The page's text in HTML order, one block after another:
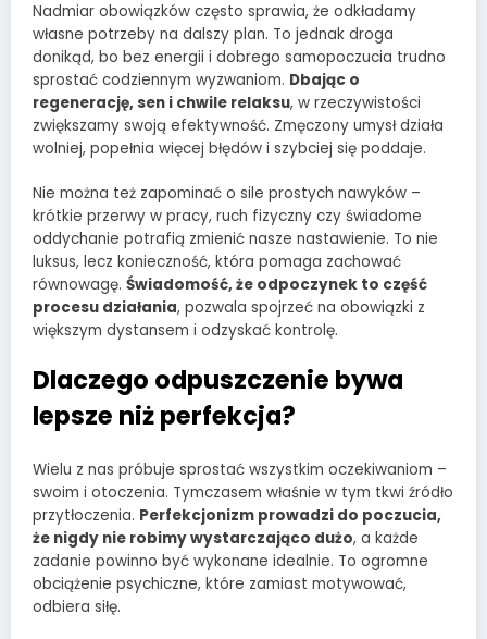
Nadmiar obowiązków często sprawia, że odkładamy
własne potrzeby na dalszy plan. To jednak droga
donikąd, bo bez energii i dobrego samopoczucia trudno
sprostać codziennym wyzwaniom. Dbając o
regenerację, sen i chwile relaksu, w rzeczywistości
zwiększamy swoją efektywność. Zmęczony umysł działa
wolniej, popełnia więcej błędów i szybciej się poddaje.
Nie można też zapominać o sile prostych nawyków –
krótkie przerwy w pracy, ruch fizyczny czy świadome
oddychanie potrafią zmienić nasze nastawienie. To nie
luksus, lecz konieczność, która pomaga zachować
równowagę. Świadomość, że odpoczynek to część
procesu działania, pozwala spojrzeć na obowiązki z
większym dystansem i odzyskać kontrolę.
Dlaczego odpuszczenie bywa
lepsze niż perfekcja?
Wielu z nas próbuje sprostać wszystkim oczekiwaniom –
swoim i otoczenia. Tymczasem właśnie w tym tkwi źródło
przytłoczenia. Perfekcjonizm prowadzi do poczucia,
że nigdy nie robimy wystarczająco dużo, a każde
zadanie powinno być wykonane idealnie. To ogromne
obciążenie psychiczne, które zamiast motywować,
odbiera siłę.